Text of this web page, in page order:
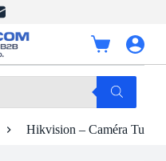
Panier
d’achat
Hikvision – Caméra